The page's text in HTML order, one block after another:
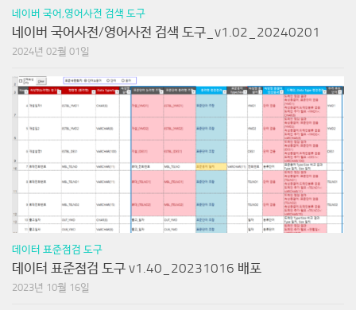
네이버 국어,영어사전 검색 도구
네이버 국어사전/영어사전 검색 도구_v1.02_20240201
2024년 02월 01일
데이터 표준점검 도구
데이터 표준점검 도구 v1.40_20231016 배포
2023년 10월 16일